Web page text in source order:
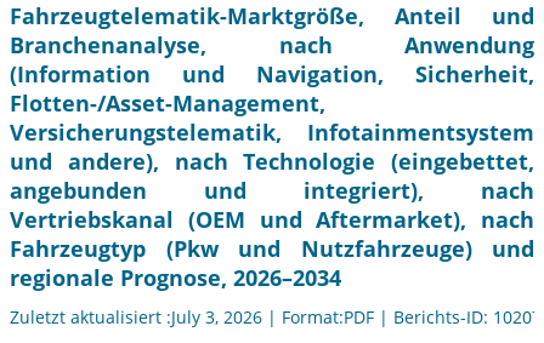
Fahrzeugtelematik-Marktgröße, Anteil und
Branchenanalyse, nach Anwendung
(Information und Navigation, Sicherheit,
Flotten-/Asset-Management,
Versicherungstelematik, Infotainmentsystem
und andere), nach Technologie (eingebettet,
angebunden und integriert), nach
Vertriebskanal (OEM und Aftermarket), nach
Fahrzeugtyp (Pkw und Nutzfahrzeuge) und
regionale Prognose, 2026–2034
Zuletzt aktualisiert :July 3, 2026 | Format:PDF | Berichts-ID: